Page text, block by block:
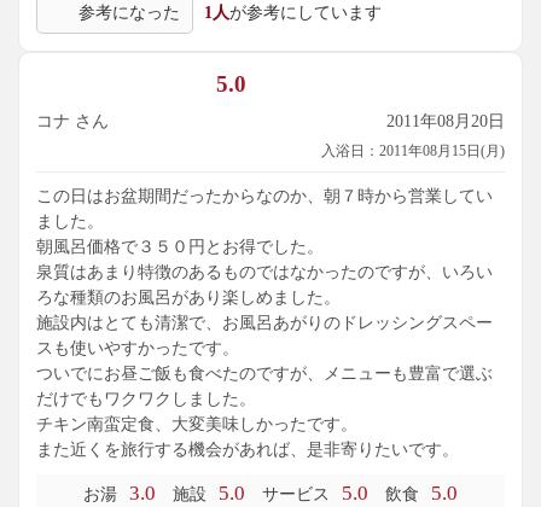
参考になった 1人が参考にしています
5.0
コナ さん 2011年08月20日
入浴日：2011年08月15日(月)
この日はお盆期間だったからなのか、朝７時から営業してい
ました。
朝風呂価格で３５０円とお得でした。
泉質はあまり特徴のあるものではなかったのですが、いろい
ろな種類のお風呂があり楽しめました。
施設内はとても清潔で、お風呂あがりのドレッシングスペー
スも使いやすかったです。
ついでにお昼ご飯も食べたのですが、メニューも豊富で選ぶ
だけでもワクワクしました。
チキン南蛮定食、大変美味しかったです。
また近くを旅行する機会があれば、是非寄りたいです。
お湯 3.0 施設 5.0 サービス 5.0 飲食 5.0